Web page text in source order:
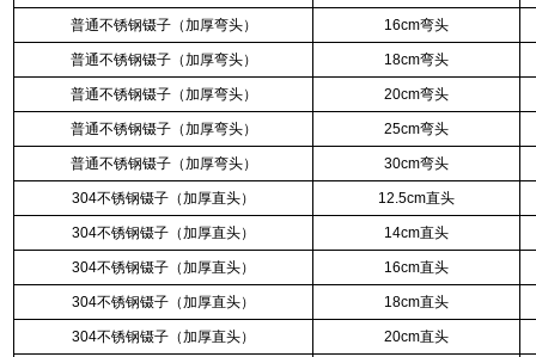
普通不锈钢镊子（加厚弯头） 16cm弯头
普通不锈钢镊子（加厚弯头） 18cm弯头
普通不锈钢镊子（加厚弯头） 20cm弯头
普通不锈钢镊子（加厚弯头） 25cm弯头
普通不锈钢镊子（加厚弯头） 30cm弯头
304不锈钢镊子（加厚直头） 12.5cm直头
304不锈钢镊子（加厚直头） 14cm直头
304不锈钢镊子（加厚直头） 16cm直头
304不锈钢镊子（加厚直头） 18cm直头
304不锈钢镊子（加厚直头） 20cm直头